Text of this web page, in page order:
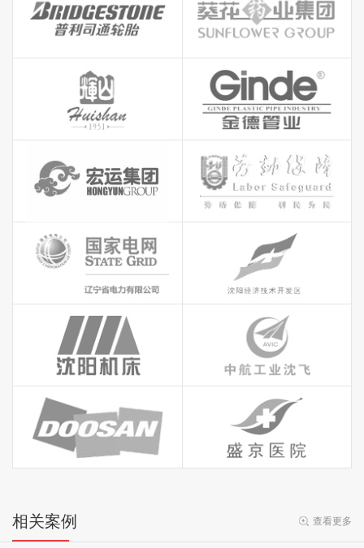
相关案例 查看更多